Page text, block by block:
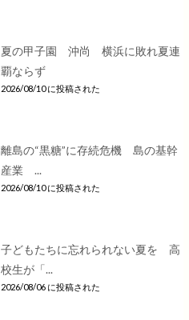
夏の甲子園 沖尚 横浜に敗れ夏連
覇ならず
2026/08/10 に投稿された
離島の“黒糖”に存続危機 島の基幹
産業 ...
2026/08/10 に投稿された
子どもたちに忘れられない夏を 高
校生が「...
2026/08/06 に投稿された